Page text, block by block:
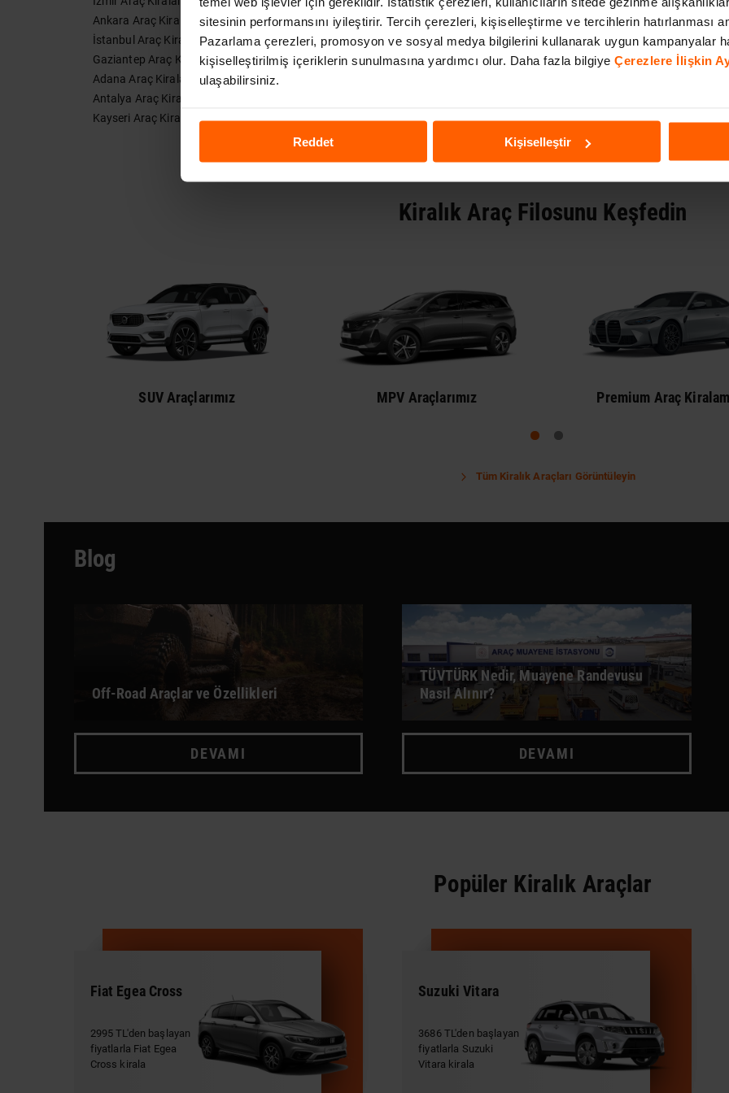
sitesinin performansını iyileştirir. Tercih çerezleri, kişiselleştirme ve tercihlerin hatırlanması
Pazarlama çerezleri, promosyon ve sosyal medya bilgilerini kullanarak uygun kampanyalar
kişiselleştirilmiş içeriklerin sunulmasına yardımcı olur. Daha fazla bilgiye Çerezlere İlişkin
ulaşabilirsiniz.
Reddet Kişiselleştir
Ankara Araç Kiralama
İstanbul Araç Kiralama
Gaziantep Araç Kiralama
Adana Araç Kiralama
Antalya Araç Kiralama
Kayseri Araç Kiralama
Malatya Araç Kiralama
Bursa Araç Kiralama
Şanlıurfa Araç Kiralama
Diyarbakır Havalimanı Araç Kiralama
Bodrum Havalimanı
Dalaman Havalimanı Dış
Dalaman Havalimanı İç
İstanbul Sabiha Gökçen
Kiralık Araç Filosunu Keşfedin
SUV Araçlarımız MPV Araçlarımız Premium Araç
Tüm Kiralık Araçları Görüntüleyin
Blog
Off-Road Araçlar ve Özellikleri
DEVAMI
TÜVTÜRK Nedir, Muayene Randevusu
Nasıl Alınır?
DEVAMI
Popüler Kiralık Araçlar
Fiat Egea Cross
2995 TL'den başlayan
fiyatlarla Fiat Egea
Cross kirala
Suzuki Vitara
3686 TL'den başlayan
fiyatlarla Suzuki
Vitara kirala